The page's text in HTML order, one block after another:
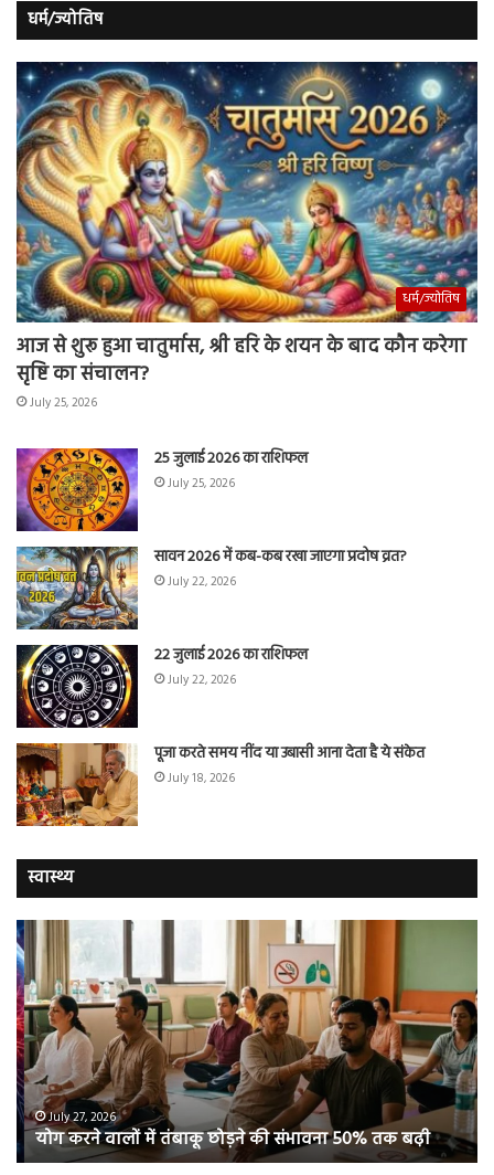
धर्म/ज्योतिष
धर्म/ज्योतिष
आज से शुरू हुआ चातुर्मास, श्री हरि के शयन के बाद कौन करेगा
सृष्टि का संचालन?
July 25, 2026
25 जुलाई 2026 का राशिफल
July 25, 2026
सावन 2026 में कब-कब रखा जाएगा प्रदोष व्रत?
July 22, 2026
22 जुलाई 2026 का राशिफल
July 22, 2026
पूजा करते समय नींद या उबासी आना देता है ये संकेत
July 18, 2026
स्वास्थ्य
योग
करने
वालों
में
तंबाकू
छोड़ने
की
संभावना
50%
तक
बढ़ी
July 27, 2026
योग करने वालों में तंबाकू छोड़ने की संभावना 50% तक बढ़ी
को
रहे
थे
वह